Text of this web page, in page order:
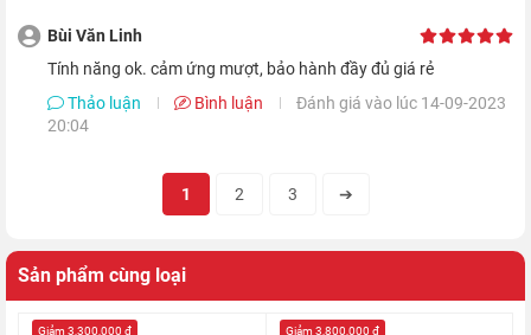
GPS
Bùi Văn Linh
Tính năng ok. cảm ứng mượt, bảo hành đầy đủ giá rẻ
Thảo luận
Bình luận
Đánh giá vào lúc 14-09-2023
20:04
1 2 3 ➔
Sản phẩm cùng loại
Giảm 3,300,000 đ Giảm 3,800,000 đ